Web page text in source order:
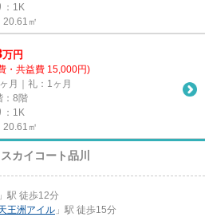
：1K
20.61㎡
万円
・共益費 15,000円)
月｜礼：1ヶ月
：8階
：1K
20.61㎡
カイコート品川
」駅 徒歩12分
王洲アイル 」駅 徒歩15分